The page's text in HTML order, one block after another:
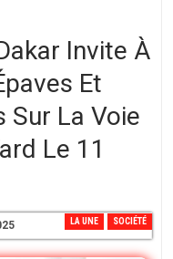
Invite À
Et
Sur La Voie
Le 11
LA UNE SOCIÉTÉ